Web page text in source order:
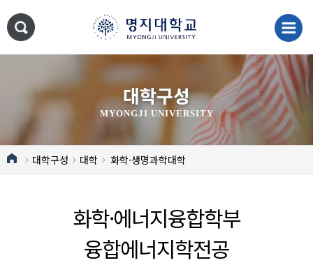
대학구성
MYONGJI UNIVERSITY
대학구성 대학 화학·생명과학대학
화학·에너지융합학부
융합에너지학전공